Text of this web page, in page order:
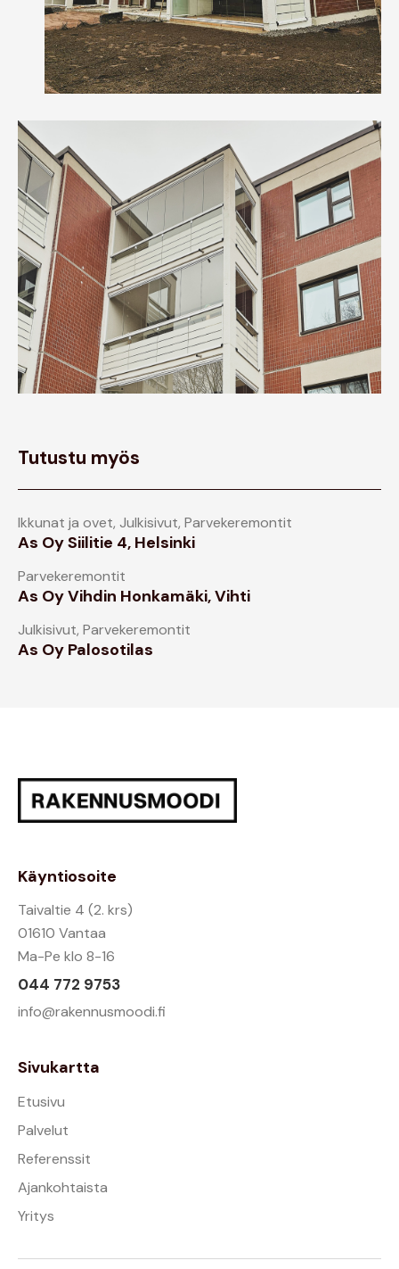
Tutustu myös
Ikkunat ja ovet, Julkisivut, Parvekeremontit
As Oy Siilitie 4, Helsinki
Parvekeremontit
As Oy Vihdin Honkamäki, Vihti
Julkisivut, Parvekeremontit
As Oy Palosotilas
Käyntiosoite
Taivaltie 4 (2. krs)
01610 Vantaa
Ma-Pe klo 8-16
044 772 9753
info@rakennusmoodi.fi
Sivukartta
Etusivu
Palvelut
Referenssit
Ajankohtaista
Yritys